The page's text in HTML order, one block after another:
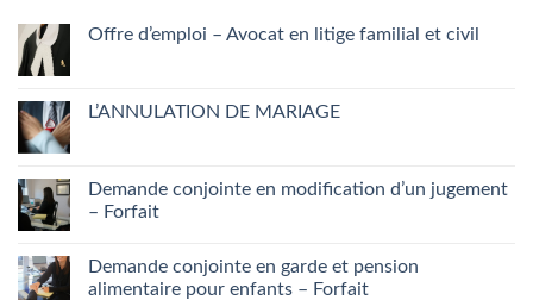
Offre d’emploi – Avocat en litige familial et civil
L’ANNULATION DE MARIAGE
Demande conjointe en modification d’un jugement
– Forfait
Demande conjointe en garde et pension
alimentaire pour enfants – Forfait